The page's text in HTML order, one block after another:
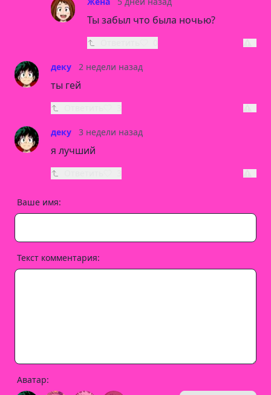
Ты забыл что была ночью?
деку 2 недели назад
ты гей
деку 3 недели назад
я лучший
Ваше имя:
Текст комментария:
Аватар: